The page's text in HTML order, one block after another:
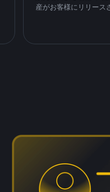
産がお客様にリリース